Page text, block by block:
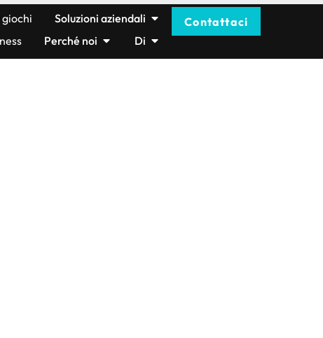
giochi
Soluzioni aziendali
Perché noi Di
Contattaci